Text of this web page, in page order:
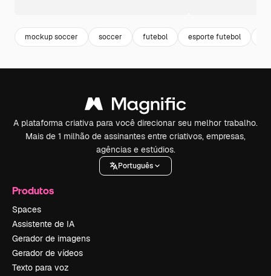
mockup soccer soccer futebol esporte futebol
A plataforma criativa para você direcionar seu melhor trabalho.
Mais de 1 milhão de assinantes entre criativos, empresas,
agências e estúdios.
Português
Produtos
Spaces
Assistente de IA
Gerador de imagens
Gerador de vídeos
Texto para voz